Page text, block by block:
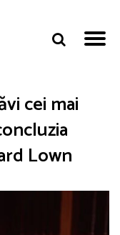
cei mai
Lown